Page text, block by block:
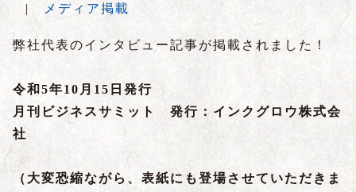
| メディア掲載
弊社代表のインタビュー記事が掲載されました！
令和5年10月15日発行
月刊ビジネスサミット 発行：インクグロウ株式会
社
（大変恐縮ながら、表紙にも登場させていただきま